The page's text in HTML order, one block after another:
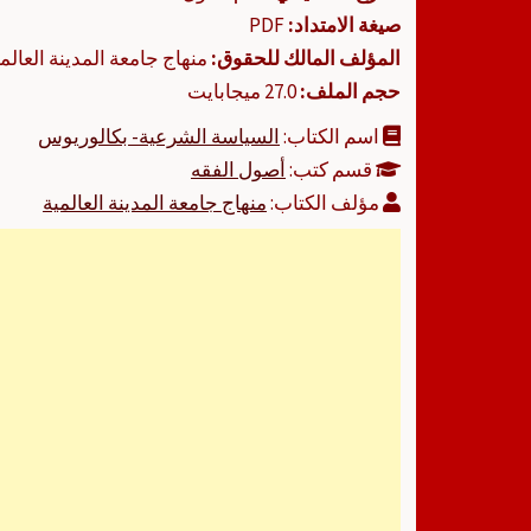
صيغة الامتداد:
المؤلف المالك للحقوق: منهاج جامعة المدينة
حجم الملف:27.0 ميجابايت
اسم الكتاب:السياسة الشرعية- بكالوريوس
قسم كتب:أصول الفقه
مؤلف الكتاب:منهاج جامعة المدينة العالمية